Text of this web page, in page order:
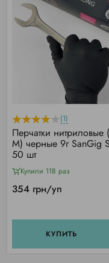
(1)
Перчатки нитриловые
M) черные 9г SanGig
50 шт
Купили 118 раз
354 грн/уп
КУПИТЬ